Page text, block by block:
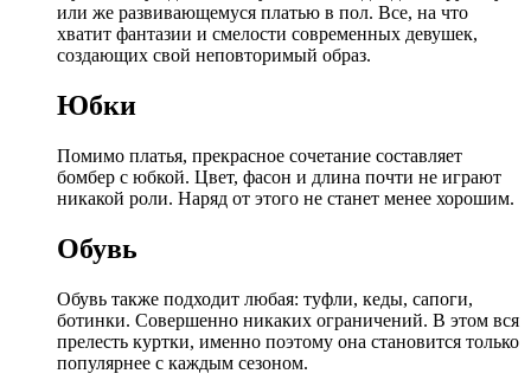
или же развивающемуся платью в пол. Все, на что
хватит фантазии и смелости современных девушек,
создающих свой неповторимый образ.
Юбки
Помимо платья, прекрасное сочетание составляет
бомбер с юбкой. Цвет, фасон и длина почти не играют
никакой роли. Наряд от этого не станет менее хорошим.
Обувь
Обувь также подходит любая: туфли, кеды, сапоги,
ботинки. Совершенно никаких ограничений. В этом вся
прелесть куртки, именно поэтому она становится только
популярнее с каждым сезоном.